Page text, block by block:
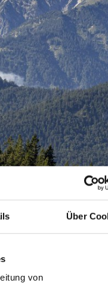
Über
von